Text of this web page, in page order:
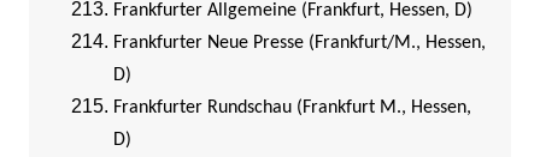
Frankfurter Allgemeine (Frankfurt, Hessen, D)
Frankfurter Neue Presse (Frankfurt/M., Hessen,
D)
Frankfurter Rundschau (Frankfurt M., Hessen,
D)